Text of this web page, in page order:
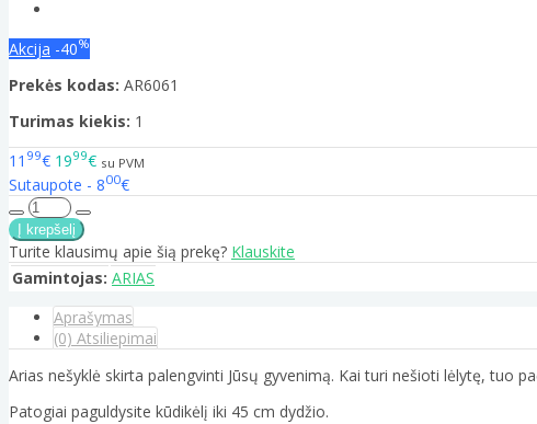
Akcija -40%
Prekės kodas: AR6061
Turimas kiekis: 1
11 99€ 1999€ su PVM
Sutaupote - 800€
Turite klausimų apie šią prekę? Klauskite
Gamintojas: ARIAS
Aprašymas
(0) Atsiliepimai
Arias nešyklė skirta palengvinti Jūsų gyvenimą. Kai turi nešioti lėlytę, tuo
Patogiai paguldysite kūdikėlį iki 45 cm dydžio.